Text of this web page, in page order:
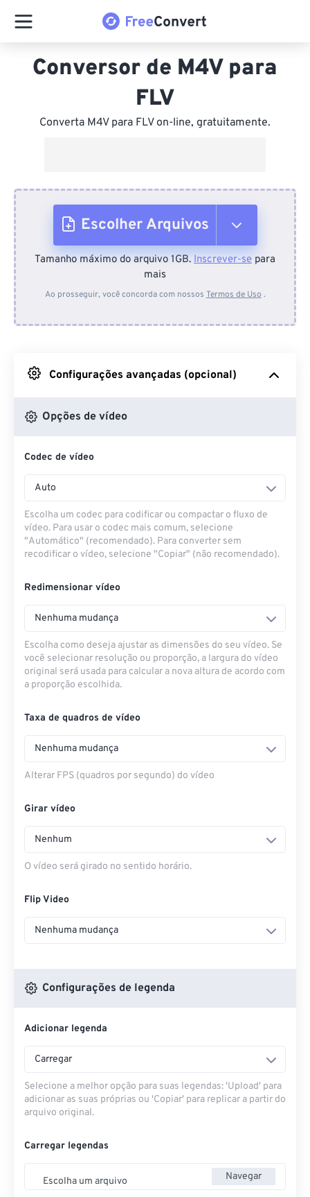
Conversor de M4V para
FLV
Converta M4V para FLV on-line, gratuitamente.
Escolher Arquivos
Do dispositivo
Do Google Drive
Do OneDrive
Tamanho máximo do arquivo 1GB. Inscrever-se para
mais
Ao prosseguir, você concorda com nossos Termos de Uso .
Configurações avançadas (opcional)
Opções de vídeo
Codec de vídeo
Auto
Escolha um codec para codificar ou compactar o fluxo de
vídeo. Para usar o codec mais comum, selecione
"Automático" (recomendado). Para converter sem
recodificar o vídeo, selecione "Copiar" (não recomendado).
Redimensionar vídeo
Nenhuma mudança
Escolha como deseja ajustar as dimensões do seu vídeo. Se
você selecionar resolução ou proporção, a largura do vídeo
original será usada para calcular a nova altura de acordo com
a proporção escolhida.
Taxa de quadros de vídeo
Nenhuma mudança
Alterar FPS (quadros por segundo) do vídeo
Girar vídeo
Nenhum
O vídeo será girado no sentido horário.
Flip Video
Nenhuma mudança
Configurações de legenda
Adicionar legenda
Carregar
Selecione a melhor opção para suas legendas: 'Upload' para
adicionar as suas próprias ou 'Copiar' para replicar a partir do
arquivo original.
Carregar legendas
Escolha um arquivo Navegar